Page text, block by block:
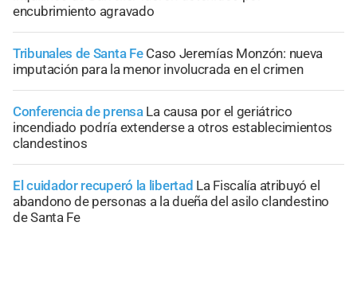
encubrimiento agravado
Tribunales de Santa Fe Caso Jeremías Monzón: nueva
imputación para la menor involucrada en el crimen
Conferencia de prensa La causa por el geriátrico
incendiado podría extenderse a otros establecimientos
clandestinos
El cuidador recuperó la libertad La Fiscalía atribuyó el
abandono de personas a la dueña del asilo clandestino
de Santa Fe